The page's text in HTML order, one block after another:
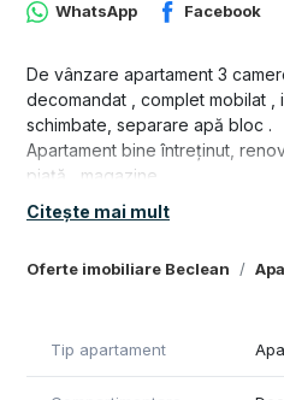
Oferte imobiliare Beclean
WhatsApp Facebook
De vânzare apartament 3
decomandat , complet mobilat
schimbate, separare apă bloc .
Apartament bine întreținut,
piață , magazine ,
Citește mai mult
Tip apartament